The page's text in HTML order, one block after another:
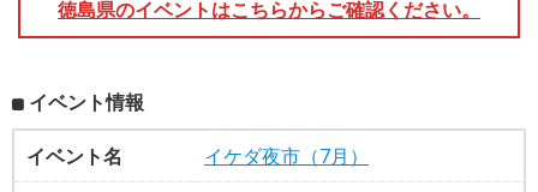
徳島県のイベントはこちらからご確認ください。
イベント情報
イベント名
イケダ夜市（7月）